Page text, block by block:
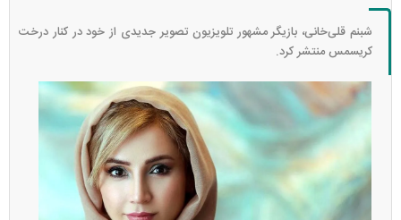
شبنم قلی‌خانی، بازیگر مشهور تلویزیون تصویر جدیدی از خود در کنار درخت
کریسمس منتشر کرد.